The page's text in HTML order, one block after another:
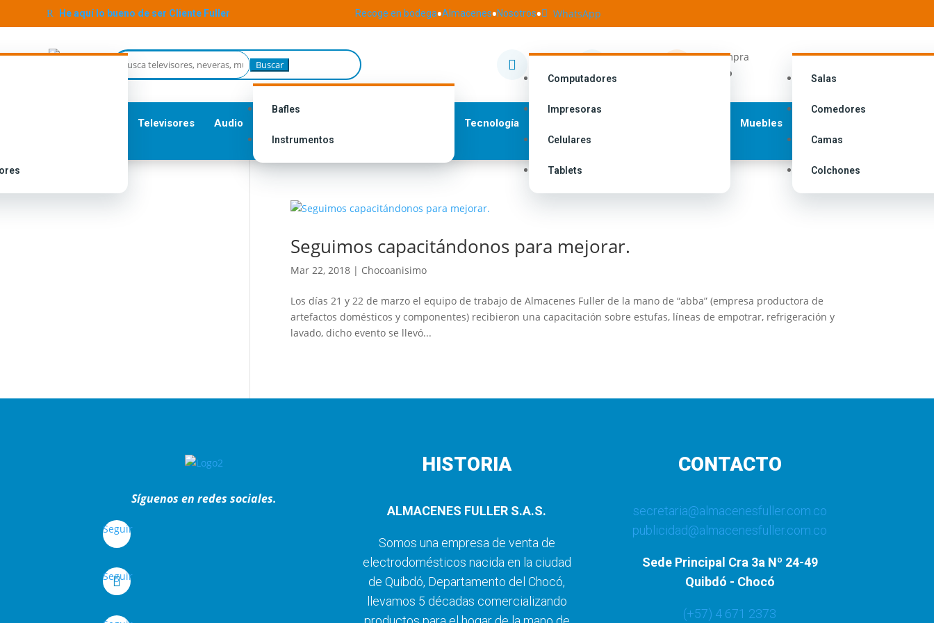
R He aquí lo bueno de ser Cliente Fuller Recoge en bodega•Almacenes•Nosotros• WhatsApp
Buscar: 
Nuestras
Tiendas
Ingresa a
Tu compra
Carrito
Televisores Audio
Bafles
Instrumentos
Tecnología
Computadores
Impresoras
Celulares
Tablets
Muebles
Salas
Comedores
Camas
Colchones
Seguimos capacitándonos para mejorar.
Mar 22, 2018| Chocoanisimo
Los días 21 y 22 de marzo el equipo de trabajo de Almacenes Fuller de la mano de “abba” (empresa productora de
artefactos domésticos y componentes) recibieron una capacitación sobre estufas, líneas de empotrar, refrigeración y
lavado, dicho evento se llevó...
Síguenos en redes sociales.
Seguir
Seguir
HISTORIA
ALMACENES FULLER S.A.S.
Somos una empresa de venta de
electrodomésticos nacida en la ciudad
de Quibdó, Departamento del Chocó,
llevamos 5 décadas comercializando
CONTACTO
secretaria@almacenesfuller.com.co
publicidad@almacenesfuller.com.co
Sede Principal Cra 3a Nº 24-49
Quibdó - Chocó
(+57) 4 671 2373